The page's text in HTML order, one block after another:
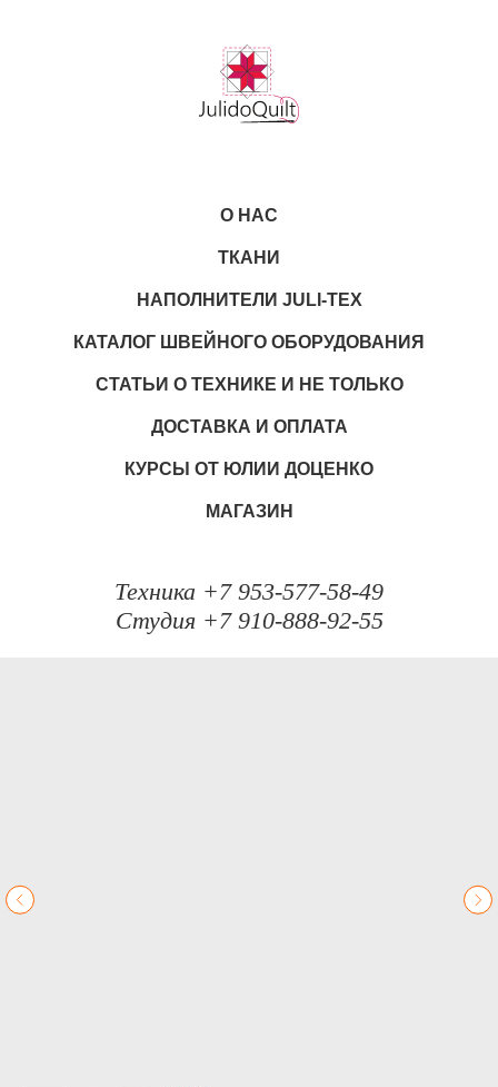
О НАС
ТКАНИ
НАПОЛНИТЕЛИ JULI-TEX
КАТАЛОГ ШВЕЙНОГО ОБОРУДОВАНИЯ
СТАТЬИ О ТЕХНИКЕ И НЕ ТОЛЬКО
ДОСТАВКА И ОПЛАТА
КУРСЫ ОТ ЮЛИИ ДОЦЕНКО
МАГАЗИН
Техника +7 953-577-58-49
Студия +7 910-888-92-55